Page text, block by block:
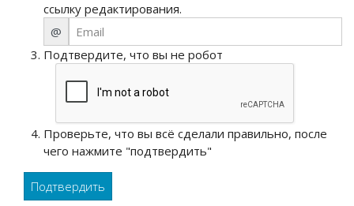
ссылку редактирования.
@
Подтвердите, что вы не робот
Проверьте, что вы всё сделали правильно, после
чего нажмите "подтвердить"
Подтвердить